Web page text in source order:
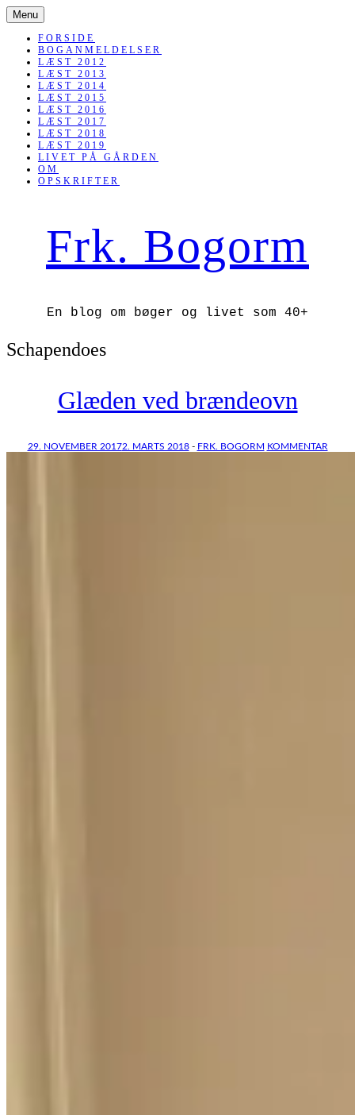
Menu SKIP
TO
CONTENT
FORSIDE
BOGANMELDELSER
LÆST 2012
LÆST 2013
LÆST 2014
LÆST 2015
LÆST 2016
LÆST 2017
LÆST 2018
LÆST 2019
LIVET PÅ GÅRDEN
OM
OPSKRIFTER
Frk. Bogorm
En blog om bøger og livet som 40+
Schapendoes
Glæden ved brændeovn
29. NOVEMBER 20172. MARTS 2018- FRK. BOGORM KOMMENTAR